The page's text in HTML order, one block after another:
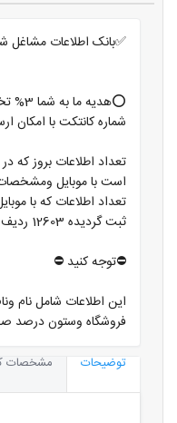
✅بانک اطلاعات مشاغل
شماره کانتکت با امکان
است با موبایل ومشخصات کامل 10331
ثبت گردیده 12603 ردیف میباشد
⛔️توجه کنید ⛔️
این اطلاعات شامل نام
فروشگاه وستون درصد
توضیحات مشخصات